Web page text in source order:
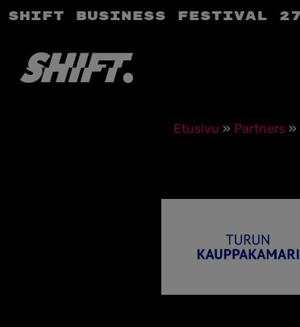
SHIFT Business Festival
Etusivu » Partners»